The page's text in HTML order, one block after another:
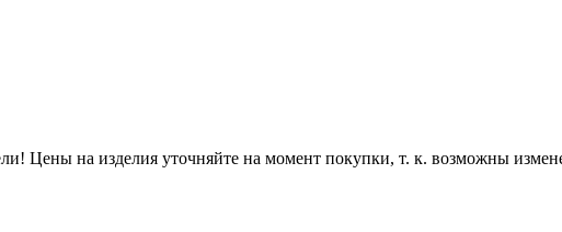
Цены на изделия уточняйте на момент покупки, т. к. возможны